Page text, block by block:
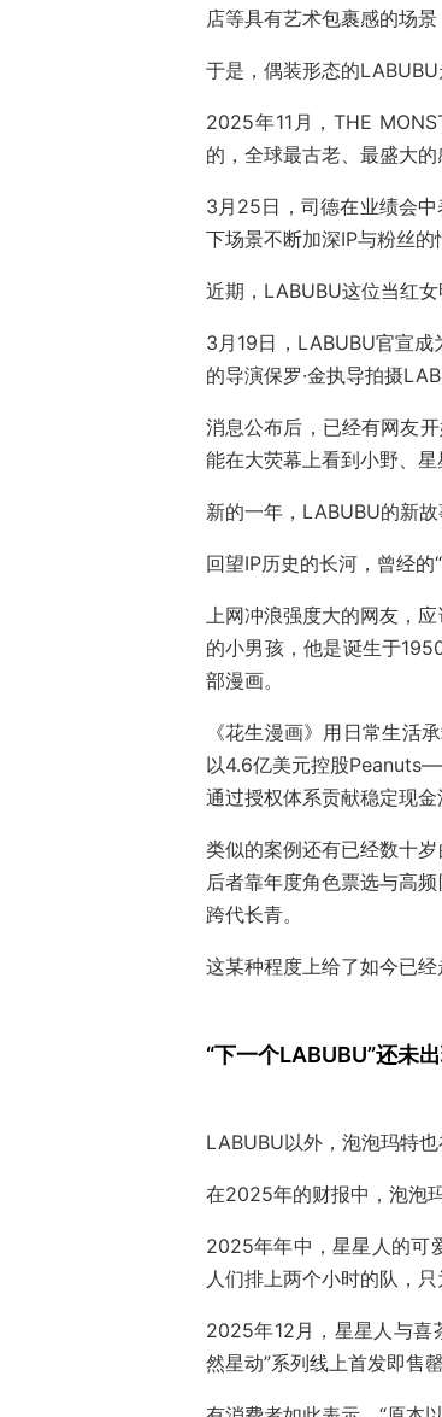
店等具有艺术包裹感的场景
于是，偶装形态的
2025年11月，THE
的，全球最古老、最盛大的
3月25日，司德在业绩会
下场景不断加深IP与粉丝的
近期，LABUBU这位当红女
3月19日，LABUBU官宣成
的导演保罗·金执导拍摄
消息公布后，已经有网友
能在大荧幕上看到小野、星
新的一年，LABUBU的新故
回望IP历史的长河，曾经的
上网冲浪强度大的网友，
的小男孩，他是诞生于
部漫画。
《花生漫画》用日常生活
以4.6亿美元控股
通过授权体系贡献稳定现金
类似的案例还有已经数十
后者靠年度角色票选与高
跨代长青。
这某种程度上给了如今已
“下一个LABUBU”还未
LABUBU以外，泡泡玛特也
在2025年的财报中，泡泡
2025年年中，星星人的可
人们排上两个小时的队，只
2025年12月，星星人与喜
然星动”系列线上首发即售罄